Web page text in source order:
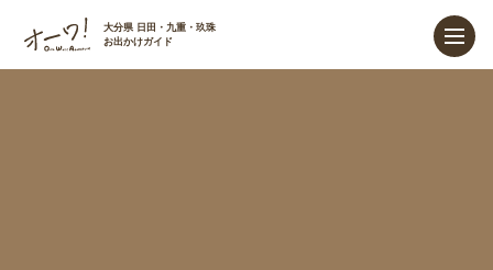
大分県 日田・九重・玖珠
お出かけガイド